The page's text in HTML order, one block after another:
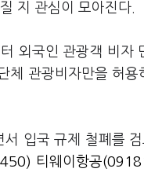
지 관심이 모아진다.
외국인 관광객 비자
체 관광비자만을 허용
입국 규제 철폐를
티웨이항공